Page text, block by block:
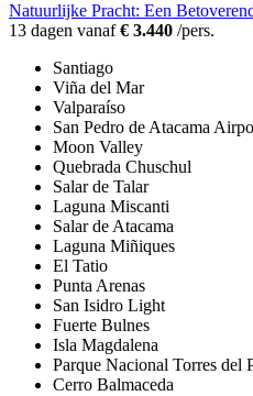
Natuurlijke Pracht: Een
13 dagen vanaf€ 3.440 /pers.
Santiago
Viña del Mar
Valparaíso
San Pedro de Atacama
Moon Valley
Quebrada Chuschul
Salar de Talar
Laguna Miscanti
Salar de Atacama
Laguna Miñiques
El Tatio
Punta Arenas
San Isidro Light
Fuerte Bulnes
Isla Magdalena
Parque Nacional Torres del
Cerro Balmaceda